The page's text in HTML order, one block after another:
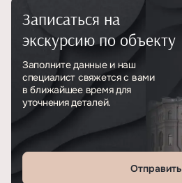
ТипЖК
Класс проекта
Этажность 13
Отделка Предчистовая
Записаться на
экскурсию по объекту
Заполните данные и наш
специалист свяжется с вами
в ближайшее время для
уточнения деталей.
Отправить